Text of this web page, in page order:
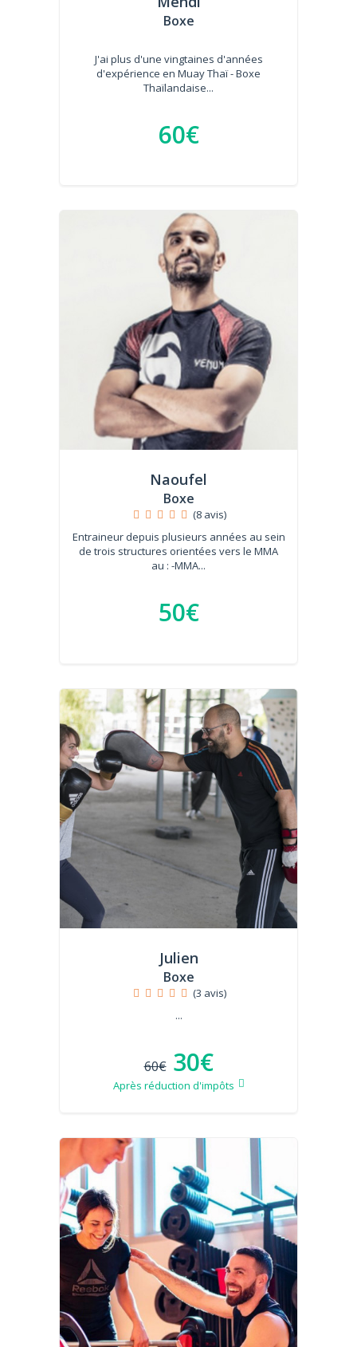
Boxe
J'ai plus d'une vingtaines d'années
d'expérience en Muay Thaï - Boxe
Thaïlandaise...
60€
Naoufel
Boxe
(8 avis)
Entraineur depuis plusieurs années au sein
de trois structures orientées vers le MMA
au : -MMA...
50€
Julien
Boxe
(3 avis)
...
60€ 30€
Après réduction d'impôts